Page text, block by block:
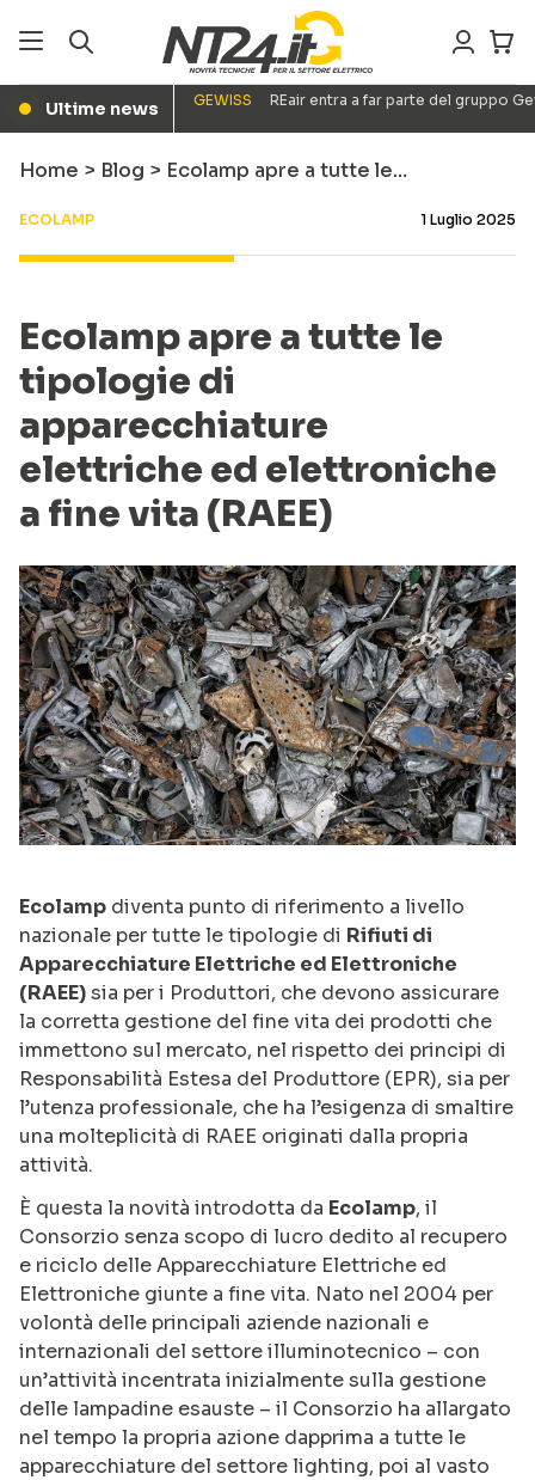
● Ultime news GEWISS REair entra a far parte del gruppo
Home > Blog > Ecolamp apre a tutte le…
ECOLAMP 1 Luglio 2025
Ecolamp apre a tutte le
tipologie di
apparecchiature
elettriche ed elettroniche
a fine vita (RAEE)
Ecolamp diventa punto di riferimento a livello
nazionale per tutte le tipologie di Rifiuti di
Apparecchiature Elettriche ed Elettroniche
(RAEE)sia per i Produttori, che devono assicurare
la corretta gestione del fine vita dei prodotti che
immettono sul mercato, nel rispetto dei principi di
Responsabilità Estesa del Produttore (EPR), sia per
l’utenza professionale, che ha l’esigenza di smaltire
una molteplicità di RAEE originati dalla propria
attività.
È questa la novità introdotta da Ecolamp, il
Consorzio senza scopo di lucro dedito al recupero
e riciclo delle Apparecchiature Elettriche ed
Elettroniche giunte a fine vita. Nato nel 2004 per
volontà delle principali aziende nazionali e
internazionali del settore illuminotecnico – con
un’attività incentrata inizialmente sulla gestione
delle lampadine esauste – il Consorzio ha allargato
nel tempo la propria azione dapprima a tutte le
apparecchiature del settore lighting, poi al vasto